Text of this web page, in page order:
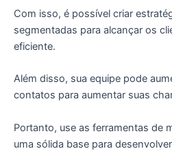
Com isso, é possível criar
segmentadas para alcançar os
eficiente.
Além disso, sua equipe pode
contatos para aumentar suas
Portanto, use as ferramentas de
uma sólida base para